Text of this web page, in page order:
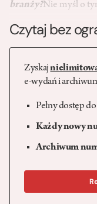
branży?Nie myśl o
Czytaj bez
Zyskaj
e-wydań i
Pełny dostęp
Każdy nowy
Archiwum